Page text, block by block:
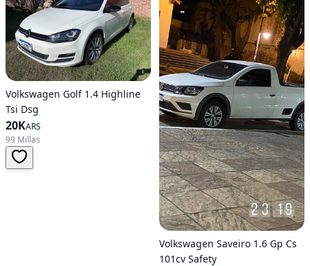
Volkswagen Golf 1.4 Highline
Tsi Dsg
20KARS
99 Millas
Volkswagen Saveiro 1.6 Gp Cs
101cv Safety